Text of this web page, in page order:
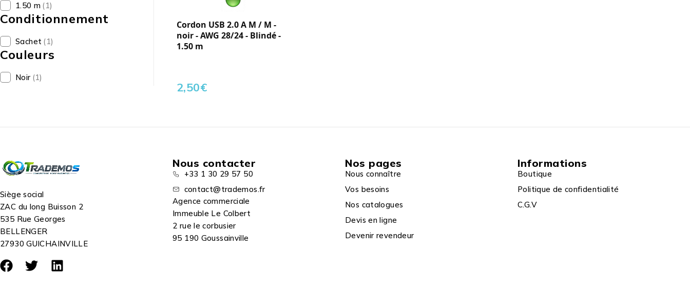
1.50 m (1)
Conditionnement
Sachet (1)
Couleurs
Noir (1)
Cordon USB 2.0 A M / M -
noir - AWG 28/24 - Blindé -
1.50 m
2,50€
Siège social
ZAC du long Buisson 2
535 Rue Georges
BELLENGER
27930 GUICHAINVILLE
Nous contacter
+33 1 30 29 57 50
contact@trademos.fr
Agence commerciale
Immeuble Le Colbert
2 rue le corbusier
95 190 Goussainville
Nos pages
Nous connaître
Vos besoins
Nos catalogues
Devis en ligne
Devenir revendeur
Informations
Boutique
Politique de confidentialité
C.G.V